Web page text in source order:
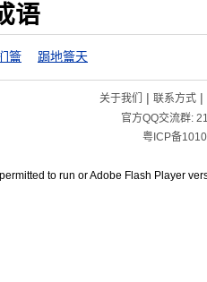
语
籥 跼地籥天
关于我们 | 联系方式|
官方QQ交流群:
粤ICP备
to run or Adobe Flash Player